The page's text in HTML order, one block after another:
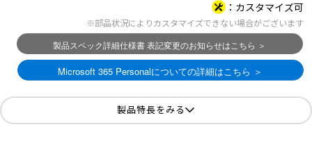
カスタマイズ可
※部品状況によりカスタマイズできない場合がございます
製品特長をみる